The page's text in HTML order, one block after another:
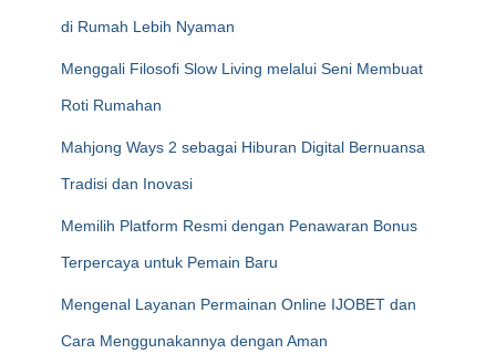
di Rumah Lebih Nyaman
Menggali Filosofi Slow Living melalui Seni Membuat
Roti Rumahan
Mahjong Ways 2 sebagai Hiburan Digital Bernuansa
Tradisi dan Inovasi
Memilih Platform Resmi dengan Penawaran Bonus
Terpercaya untuk Pemain Baru
Mengenal Layanan Permainan Online IJOBET dan
Cara Menggunakannya dengan Aman